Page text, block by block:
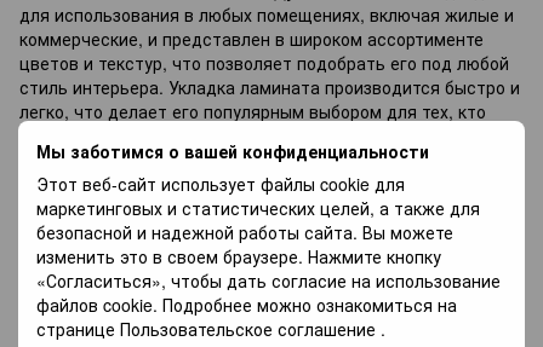
Мы заботимся о вашей конфиденциальности
Этот веб-сайт использует файлы cookie для
маркетинговых и статистических целей, а также для
безопасной и надежной работы сайта. Вы можете
изменить это в своем браузере. Нажмите кнопку
«Согласиться», чтобы дать согласие на использование
файлов cookie. Подробнее можно ознакомиться на
странице Пользовательское соглашение .
для использования в любых помещениях, включая жилые и
коммерческие, и представлен в широком ассортименте
цветов и текстур, что позволяет подобрать его под любой
стиль интерьера. Укладка ламината производится быстро и
легко, что делает его популярным выбором для тех, кто
Если вы не можете подобрать ламинат напиши
специалисты с радостью Вам помогут в Выборе, так же у
Вас есть возможность купить напольное покрытие в оплату
частями, и оплачивать разными платежами в течение 3
месяцев.
Характеристики